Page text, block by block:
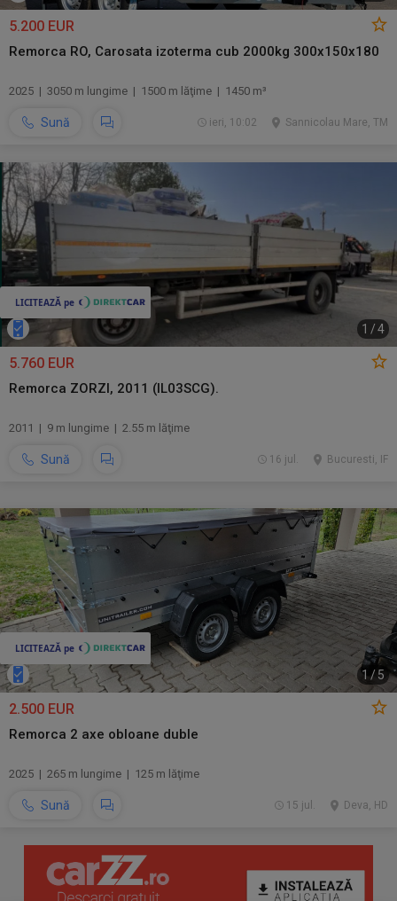
5.200 EUR
Remorca RO, Carosata izoterma cub 2000kg 300x150x180
2025 | 3050 m lungime | 1500 m lăţime | 1450 m³
Sună Sannicolau Mare, TM
ieri, 10:02
1 /4
5.760 EUR
Remorca ZORZI, 2011 (IL03SCG).
2011 | 9 m lungime | 2.55 m lăţime
Sună Bucuresti, IF
16 jul.
1/ 5
2.500 EUR
Remorca 2 axe obloane duble
2025 | 265 m lungime | 125 m lăţime
Sună Deva, HD
15 jul.